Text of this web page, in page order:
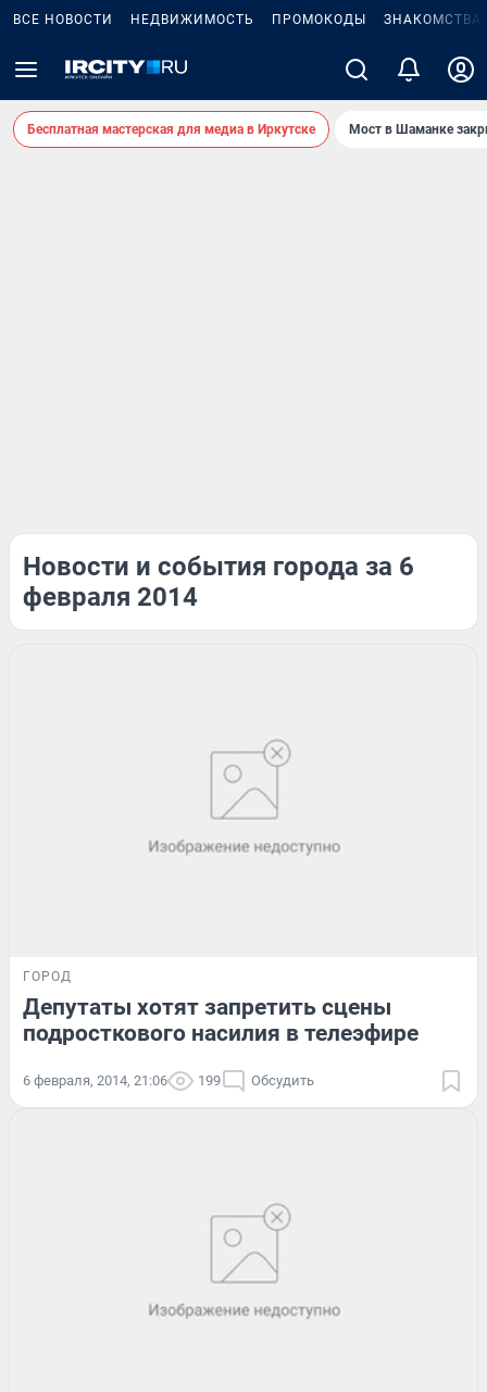
ВСЕ НОВОСТИ НЕДВИЖИМОСТЬ ПРОМОКОДЫ ЗНАКОМСТВА
Бесплатная мастерская для медиа в Иркутске Мост в Шаманке
Новости и события города за 6
февраля 2014
ГОРОД
Депутаты хотят запретить сцены
подросткового насилия в телеэфире
6 февраля, 2014, 21:06 199 Обсудить